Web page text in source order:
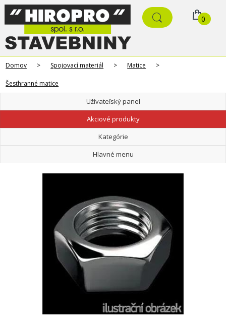
0
Domov > Spojovací materiál > Matice >
Šesťhranné matice
Užívateľský panel
Akciové produkty
Kategórie
Hlavné menu